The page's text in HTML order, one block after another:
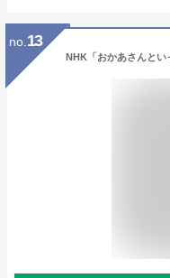
no. 13